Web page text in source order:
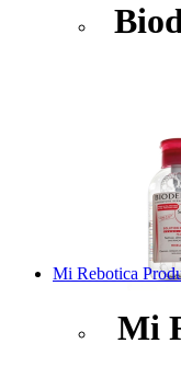
Mi Rebotica
Mi